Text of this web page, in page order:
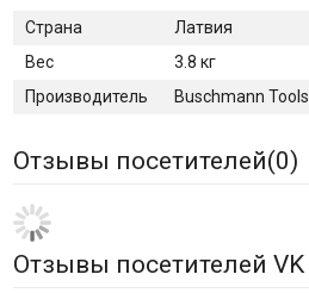
Страна
Латвия
Вес
3.8 кг
Производитель
Buschmann Tools
Отзывы посетителей(0)
Отзывы посетителей VK